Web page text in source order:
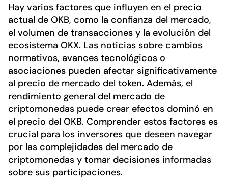
Hay varios factores que influyen en el precio
actual de OKB, como la confianza del mercado,
el volumen de transacciones y la evolución del
ecosistema OKX. Las noticias sobre cambios
normativos, avances tecnológicos o
asociaciones pueden afectar significativamente
al precio de mercado del token. Además, el
rendimiento general del mercado de
criptomonedas puede crear efectos dominó en
el precio del OKB. Comprender estos factores es
crucial para los inversores que deseen navegar
por las complejidades del mercado de
criptomonedas y tomar decisiones informadas
sobre sus participaciones.